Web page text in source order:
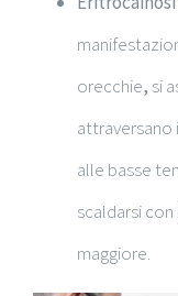
orecchie, si
attraversano
alle basse
scaldarsi
maggiore.